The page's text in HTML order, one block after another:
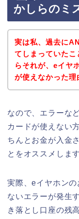
かしらのミ
実は私、過去に
てしまっていた
らそれが、eイヤ
が使えなかった理
なので、エラーな
カードが使えない
ちんとお金が入金
とをオススメします
実際、eイヤホン
ないエラーが発生
き落とし口座の残